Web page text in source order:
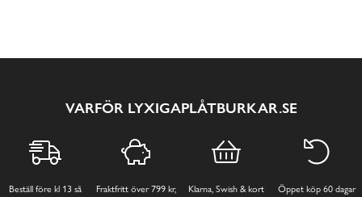
VARFÖR LYXIGAPLÅTBURKAR.SE
Beställ före kl 13 så
Fraktfritt över 799 kr,
Klarna, Swish & kort Öppet köp 60 dagar